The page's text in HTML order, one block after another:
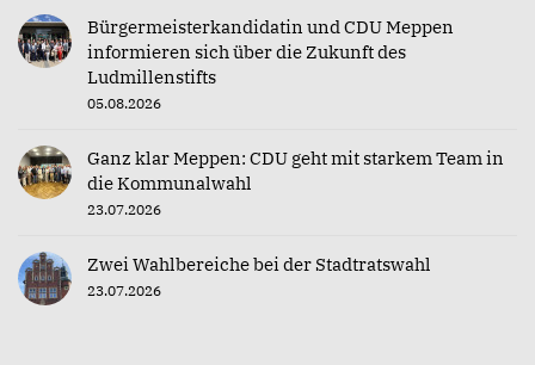
Bürgermeisterkandidatin und CDU Meppen
informieren sich über die Zukunft des
Ludmillenstifts
05.08.2026
Ganz klar Meppen: CDU geht mit starkem Team in
die Kommunalwahl
23.07.2026
Zwei Wahlbereiche bei der Stadtratswahl
23.07.2026